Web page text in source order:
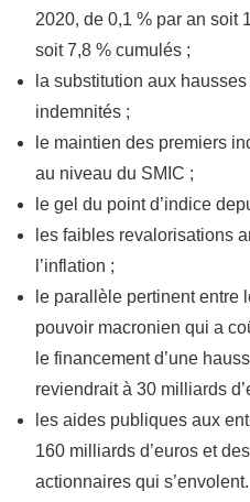
2020, de 0,1 % par an soit
soit 7,8 % cumulés ;
la substitution aux
indemnités ;
le maintien des premiers
au niveau du SMIC ;
le gel du point d’indice
les faibles revalorisations
l’inflation ;
le parallèle pertinent entre
pouvoir macronien qui a
le financement d’une
reviendrait à 30 milliards
les aides publiques aux
160 milliards d’euros et
actionnaires qui s’envolent.